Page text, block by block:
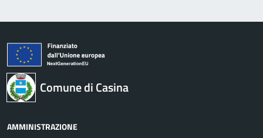
Comune di Casina
AMMINISTRAZIONE